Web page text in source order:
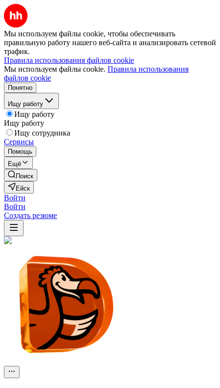
Мы используем файлы cookie, чтобы обеспечивать
правильную работу нашего веб-сайта и анализировать сетевой
трафик.
Правила использования файлов cookie
Мы используем файлы cookie. Правила использования
файлов cookie
Понятно
Ищу работу
Ищу работу
Ищу работу
Ищу сотрудника
Сервисы
Помощь
Ещё
Поиск
Ейск
Войти
Войти
Создать резюме